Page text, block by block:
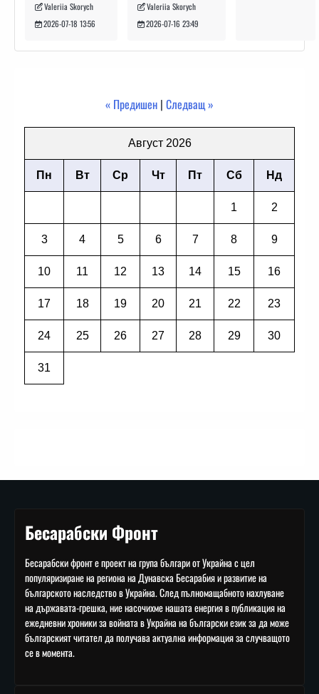
Valeriia Skorych
2026-07-18 13:56
Valeriia Skorych
2026-07-16 23:49
« Предишен | Следващ »
Август 2026
Пн Вт Ср Чт Пт Сб Нд
1 2
3 4 5 6 7 8 9
10 11 12 13 14 15 16
17 18 19 20 21 22 23
24 25 26 27 28 29 30
31
Бесарабски Фронт
Бесарабски фронт е проект на група българи от Украйна с цел
популяризиране на региона на Дунавска Бесарабия и развитие на
българското наследство в Украйна. След пълномащабното нахлуване
на държавата-грешка, ние насочихме нашата енергия в публикация на
ежедневни хроники за войната в Украйна на български език за да може
българският читател да получава актуална информация за случващото
се в момента.